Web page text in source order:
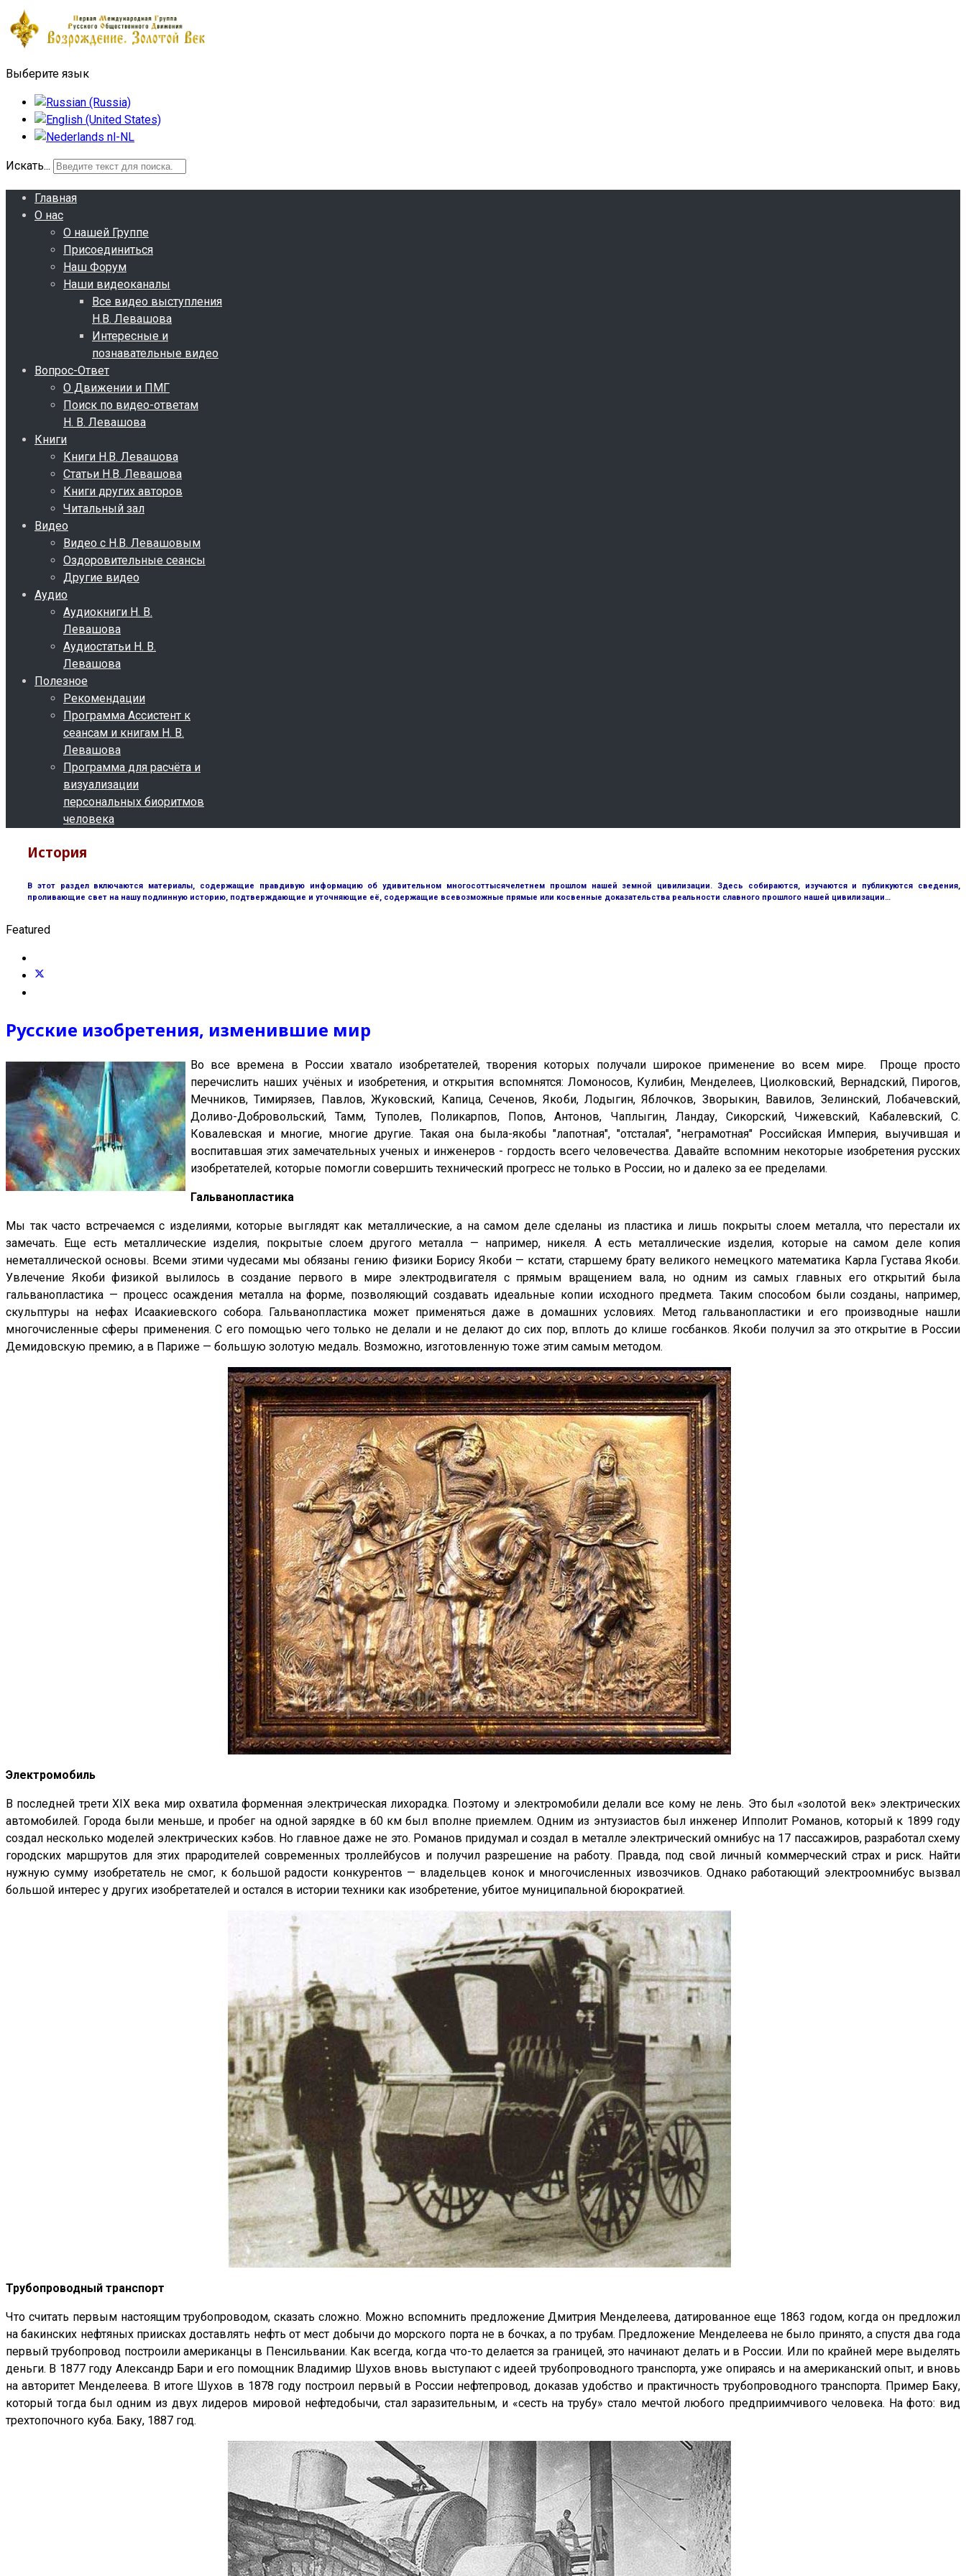
Выберите язык
Искать...
Главная
О нас
О нашей Группе
Присоединиться
Наш Форум
Наши видеоканалы
Все видео выступления
Н.В. Левашова
Интересные и
познавательные видео
Вопрос-Ответ
О Движении и ПМГ
Поиск по видео-ответам
Н. В. Левашова
Книги
Книги Н.В. Левашова
Статьи Н.В. Левашова
Книги других авторов
Читальный зал
Видео
Видео с Н.В. Левашовым
Оздоровительные сеансы
Другие видео
Аудио
Аудиокниги Н. В.
Левашова
Аудиостатьи Н. В.
Левашова
Полезное
Рекомендации
Программа Ассистент к
сеансам и книгам Н. В.
Левашова
Программа для расчёта и
визуализации
персональных биоритмов
человека
История
В этот раздел включаются материалы, содержащие правдивую информацию об удивительном многосоттысячелетнем прошлом нашей земной цивилизации. Здесь собираются, изучаются и публикуются сведения,
проливающие свет на нашу подлинную историю, подтверждающие и уточняющие её, содержащие всевозможные прямые или косвенные доказательства реальности славного прошлого нашей цивилизации…
Featured
Русские изобретения, изменившие мир
Во все времена в России хватало изобретателей, творения которых получали широкое применение во всем мире. Проще просто
перечислить наших учёных и изобретения, и открытия вспомнятся: Ломоносов, Кулибин, Менделеев, Циолковский, Вернадский, Пирогов,
Мечников, Тимирязев, Павлов, Жуковский, Капица, Сеченов, Якоби, Лодыгин, Яблочков, Зворыкин, Вавилов, Зелинский, Лобачевский,
Доливо-Добровольский, Тамм, Туполев, Поликарпов, Попов, Антонов, Чаплыгин, Ландау, Сикорский, Чижевский, Кабалевский, С.
Ковалевская и многие, многие другие. Такая она была-якобы "лапотная", "отсталая", "неграмотная" Российская Империя, выучившая и
воспитавшая этих замечательных ученых и инженеров - гордость всего человечества.Давайте вспомним некоторые изобретения русских
изобретателей, которые помогли совершить технический прогресс не только в России, но и далеко за ее пределами.
Гальванопластика
Мы так часто встречаемся с изделиями, которые выглядят как металлические, а на самом деле сделаны из пластика и лишь покрыты слоем металла, что перестали их
замечать. Еще есть металлические изделия, покрытые слоем другого металла — например, никеля. А есть металлические изделия, которые на самом деле копия
неметаллической основы. Всеми этими чудесами мы обязаны гению физики Борису Якоби — кстати, старшему брату великого немецкого математика Карла Густава Якоби.
Увлечение Якоби физикой вылилось в создание первого в мире электродвигателя с прямым вращением вала, но одним из самых главных его открытий была
гальванопластика — процесс осаждения металла на форме, позволяющий создавать идеальные копии исходного предмета. Таким способом были созданы, например,
скульптуры на нефах Исаакиевского собора. Гальванопластика может применяться даже в домашних условиях. Метод гальванопластики и его производные нашли
многочисленные сферы применения. С его помощью чего только не делали и не делают до сих пор, вплоть до клише госбанков. Якоби получил за это открытие в России
Демидовскую премию, а в Париже — большую золотую медаль. Возможно, изготовленную тоже этим самым методом.
Электромобиль
В последней трети XIX века мир охватила форменная электрическая лихорадка. Поэтому и электромобили делали все кому не лень. Это был «золотой век» электрических
автомобилей. Города были меньше, и пробег на одной зарядке в 60 км был вполне приемлем. Одним из энтузиастов был инженер Ипполит Романов, который к 1899 году
создал несколько моделей электрических кэбов. Но главное даже не это. Романов придумал и создал в металле электрический омнибус на 17 пассажиров, разработал схему
городских маршрутов для этих прародителей современных троллейбусов и получил разрешение на работу. Правда, под свой личный коммерческий страх и риск. Найти
нужную сумму изобретатель не смог, к большой радости конкурентов — владельцев конок и многочисленных извозчиков. Однако работающий электроомнибус вызвал
большой интерес у других изобретателей и остался в истории техники как изобретение, убитое муниципальной бюрократией.
Трубопроводный транспорт
Что считать первым настоящим трубопроводом, сказать сложно. Можно вспомнить предложение Дмитрия Менделеева, датированное еще 1863 годом, когда он предложил
на бакинских нефтяных приисках доставлять нефть от мест добычи до морского порта не в бочках, а по трубам. Предложение Менделеева не было принято, а спустя два года
первый трубопровод построили американцы в Пенсильвании. Как всегда, когда что-то делается за границей, это начинают делать и в России. Или по крайней мере выделять
деньги. В 1877 году Александр Бари и его помощник Владимир Шухов вновь выступают с идеей трубопроводного транспорта, уже опираясь и на американский опыт, и вновь
на авторитет Менделеева. В итоге Шухов в 1878 году построил первый в России нефтепровод, доказав удобство и практичность трубопроводного транспорта. Пример Баку,
который тогда был одним из двух лидеров мировой нефтедобычи, стал заразительным, и «сесть на трубу» стало мечтой любого предприимчивого человека. На фото: вид
трехтопочного куба. Баку, 1887 год.